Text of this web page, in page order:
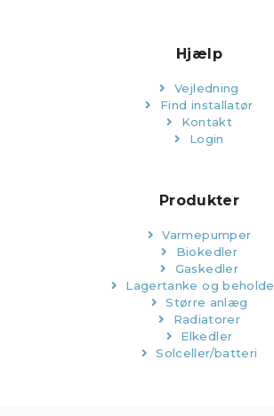
Hjælp
Vejledning
Find installatør
Kontakt
Login
Produkter
Varmepumper
Biokedler
Gaskedler
Lagertanke og
Større anlæg
Radiatorer
Elkedler
Solceller/batteri